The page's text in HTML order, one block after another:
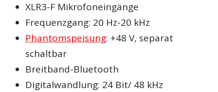
XLR3-F Mikrofoneingänge
Frequenzgang: 20 Hz-20 kHz
Phantomspeisung: +48 V, separat
schaltbar
Breitband-Bluetooth
Digitalwandlung: 24 Bit/ 48 kHz